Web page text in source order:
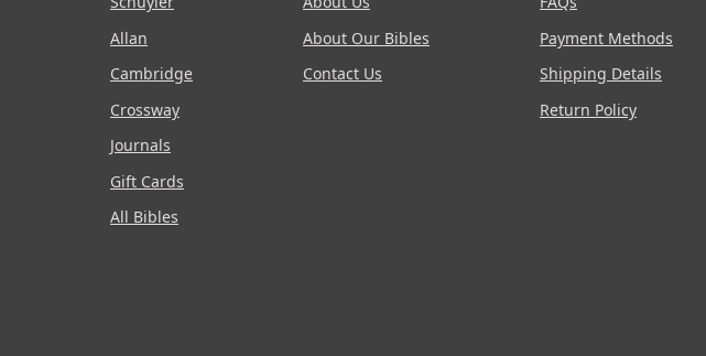
Allan
Cambridge
Crossway
Journals
Gift Cards
All Bibles
About Our Bibles
Contact Us
Payment Methods
Shipping Details
Return Policy